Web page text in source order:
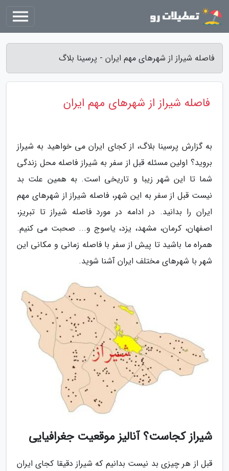
فاصله شیراز از شهرهای مهم ایران - پرسینا بلاگ
فاصله شیراز از شهرهای مهم ایران
به گزارش پرسینا بلاگ، از کجای ایران می خواهید به شیراز
بروید؟ اولین مسئله قبل از سفر به شیراز فاصله محل زندگی
شما تا این شهر زیبا و تاریخی است. به همین علت بد
نیست قبل از سفر به این شهر، فاصله شیراز از شهرهای مهم
ایران را بدانید. در ادامه در مورد فاصله شیراز تا تبریز،
اصفهان، کرمان، مشهد، یزد، یاسوج و... صحبت می کنیم.
همراه ما باشید تا پیش از سفر با فاصله زمانی و مکانی این
شهر با شهرهای مختلف ایران آشنا شوید.
شیراز کجاست؟ آنالیز موقعیت جغرافیایی
قبل از هر چیزی بد نیست بدانیم که شیراز دقیقا کجای ایران